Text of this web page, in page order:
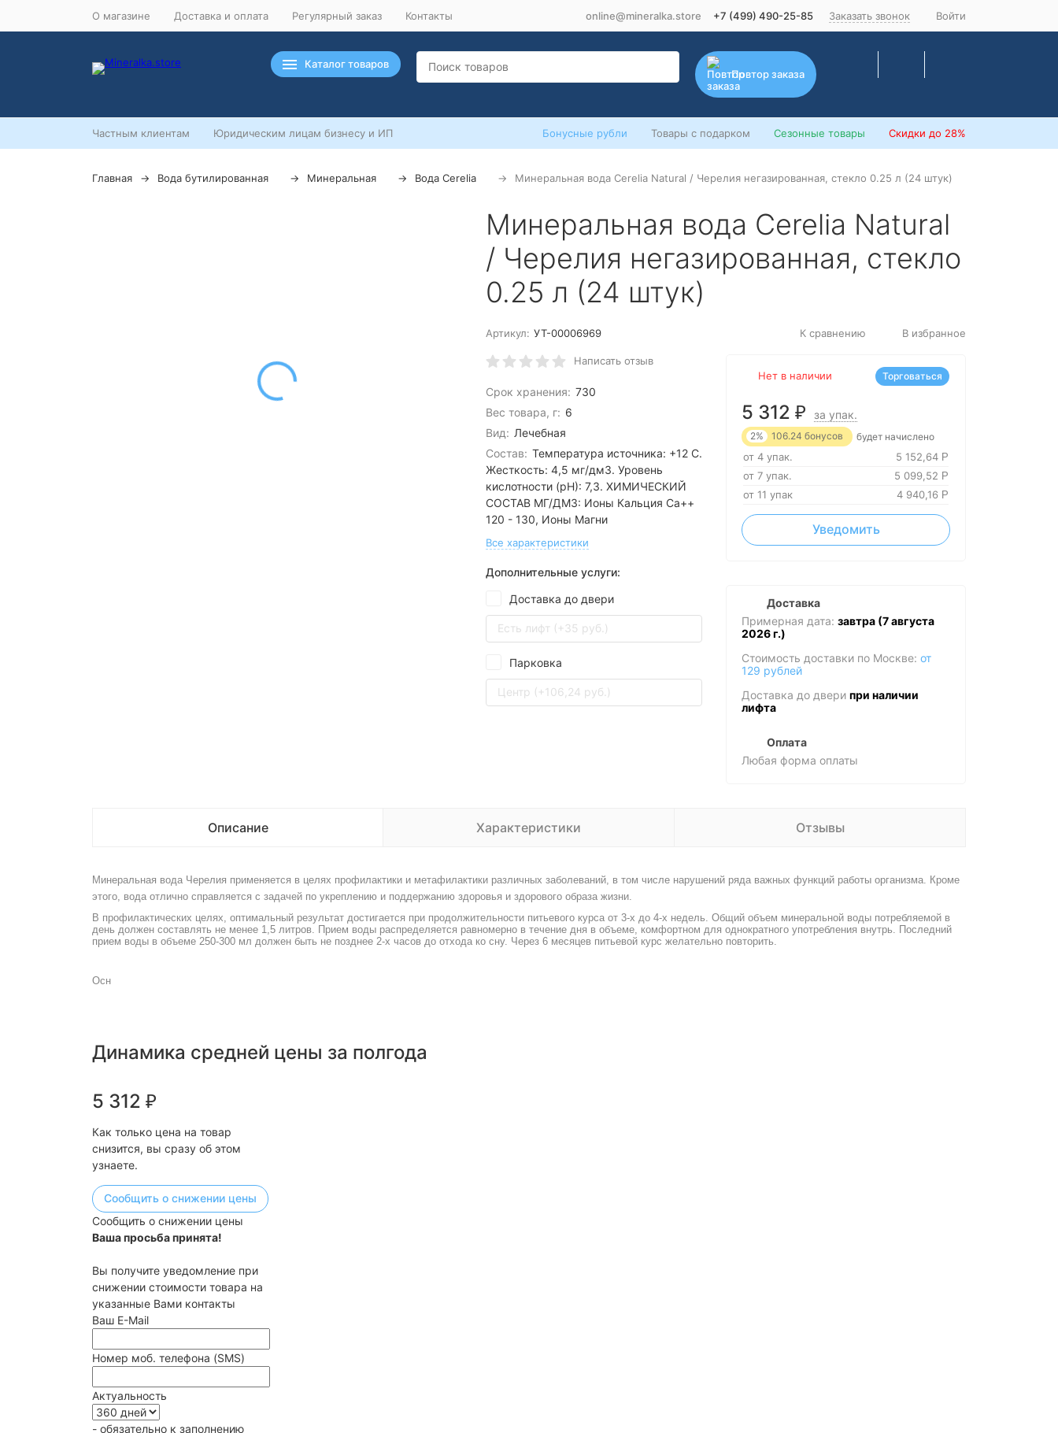
О магазине Доставка и оплата Регулярный заказ Контакты online@mineralka.store +7 (499) 490-25-85 Заказать звонок Войти
Каталог товаров
Повтор заказа
Частным клиентам Юридическим лицам бизнесу и ИП Бонусные рубли Товары с подарком Сезонные товары Скидки до 28%
Главная Вода бутилированная Минеральная Вода Cerelia Минеральная вода Cerelia Natural / Черелия негазированная, стекло 0.25 л (24 штук)
Минеральная вода Cerelia Natural
/ Черелия негазированная, стекло
0.25 л (24 штук)
Артикул: УТ-00006969 К сравнению В избранное
Написать отзыв
Срок хранения: 730
Вес товара, г: 6
Вид: Лечебная
Состав: Температура источника: +12 С.
Жесткость: 4,5 мг/дм3. Уровень
кислотности (pH): 7,3. ХИМИЧЕСКИЙ
СОСТАВ МГ/ДМ3: Ионы Кальция Ca++
120 - 130, Ионы Магни
Все характеристики
Дополнительные услуги:
Доставка до двери
Есть лифт (+35 руб.)
Парковка
Центр (+106,24 руб.)
Нет в наличии
5 312 ₽ за упак.
2% 106.24 бонусов будет начислено
от 4 упак. 5 152,64 Р
от 7 упак. 5 099,52 Р
от 11 упак 4 940,16 Р
Уведомить
Торговаться
Доставка
Примерная дата: завтра (7 августа
2026 г.)
Стоимость доставки по Москве: от
129 рублей
Доставка до двери при наличии
лифта
Оплата
Любая форма оплаты
Описание Характеристики Отзывы
Минеральная вода Черелия применяется в целях профилактики и метафилактики различных заболеваний, в том числе нарушений ряда важных функций работы организма. Кроме
этого, вода отлично справляется с задачей по укреплению и поддержанию здоровья и здорового образа жизни.
В профилактических целях, оптимальный результат достигается при продолжительности питьевого курса от 3-х до 4-х недель. Общий объем минеральной воды потребляемой в
день должен составлять не менее 1,5 литров. Прием воды распределяется равномерно в течение дня в объеме, комфортном для однократного употребления внутрь. Последний
прием воды в объеме 250-300 мл должен быть не позднее 2-х часов до отхода ко сну. Через 6 месяцев питьевой курс желательно повторить.
Осн
Динамика средней цены за полгода
5 312 ₽
Как только цена на товар
снизится, вы сразу об этом
узнаете.
Сообщить о снижении цены
Сообщить о снижении цены
Ваша просьба принята!
Вы получите уведомление при
снижении стоимости товара на
указанные Вами контакты
Ваш E-Mail
Номер моб. телефона (SMS)
Актуальность
- обязательно к заполнению